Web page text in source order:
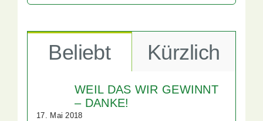
Beliebt Kürzlich
WEIL DAS WIR GEWINNT
– DANKE!
17. Mai 2018